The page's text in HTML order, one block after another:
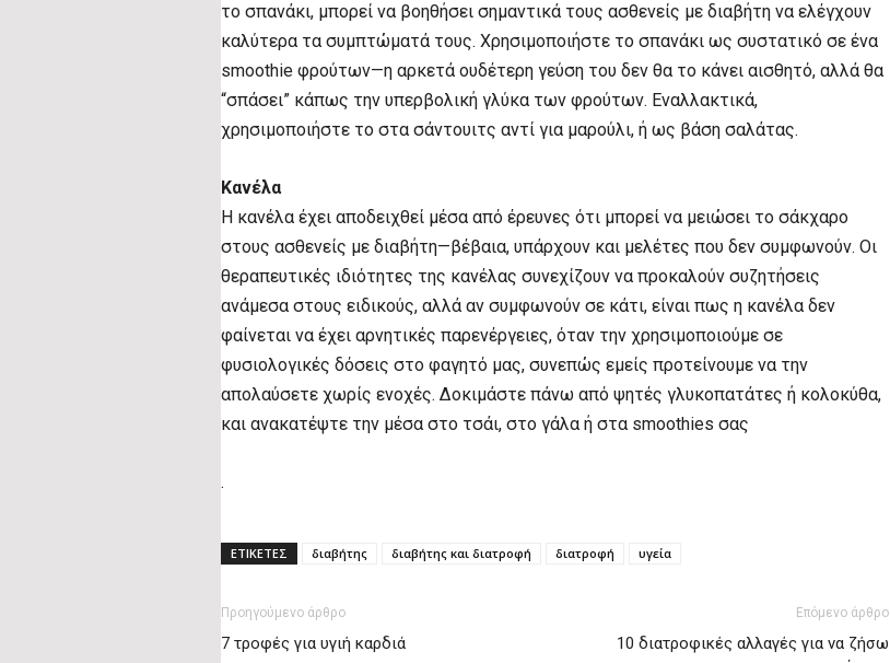
το σπανάκι, μπορεί να βοηθήσει σημαντικά τους ασθενείς με διαβήτη να ελέγχουν
καλύτερα τα συμπτώματά τους. Χρησιμοποιήστε το σπανάκι ως συστατικό σε ένα
smoothie φρούτων—η αρκετά ουδέτερη γεύση του δεν θα το κάνει αισθητό, αλλά θα
“σπάσει” κάπως την υπερβολική γλύκα των φρούτων. Εναλλακτικά,
χρησιμοποιήστε το στα σάντουιτς αντί για μαρούλι, ή ως βάση σαλάτας.
Κανέλα
Η κανέλα έχει αποδειχθεί μέσα από έρευνες ότι μπορεί να μειώσει το σάκχαρο
στους ασθενείς με διαβήτη—βέβαια, υπάρχουν και μελέτες που δεν συμφωνούν. Οι
θεραπευτικές ιδιότητες της κανέλας συνεχίζουν να προκαλούν συζητήσεις
ανάμεσα στους ειδικούς, αλλά αν συμφωνούν σε κάτι, είναι πως η κανέλα δεν
φαίνεται να έχει αρνητικές παρενέργειες, όταν την χρησιμοποιούμε σε
φυσιολογικές δόσεις στο φαγητό μας, συνεπώς εμείς προτείνουμε να την
απολαύσετε χωρίς ενοχές. Δοκιμάστε πάνω από ψητές γλυκοπατάτες ή κολοκύθα,
και ανακατέψτε την μέσα στο τσάι, στο γάλα ή στα smoothies σας
.
ΕΤΙΚΕΤΕΣ διαβήτης διαβήτης και διατροφή διατροφή υγεία
Προηγούμενο άρθρο
7 τροφές για υγιή καρδιά
Επόμενο άρθρο
10 διατροφικές αλλαγές για να ζήσω